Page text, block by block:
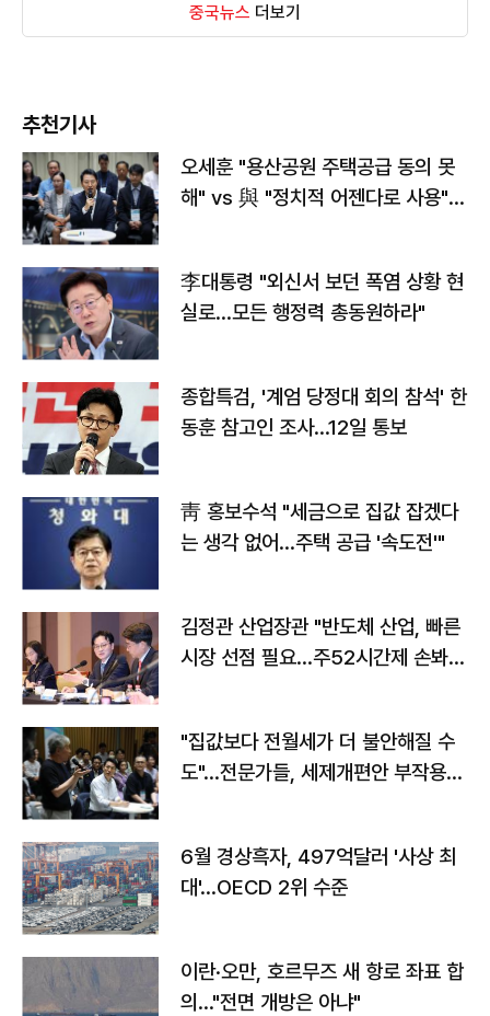
중국뉴스 더보기
추천기사
오세훈 "용산공원 주택공급 동의 못
해" vs 與 "정치적 어젠다로 사용"
李대통령 "외신서 보던 폭염 상황 현
실로…모든 행정력 총동원하라"
종합특검, '계엄 당정대 회의 참석' 한
동훈 참고인 조사...12일 통보
靑 홍보수석 "세금으로 집값 잡겠다
는 생각 없어…주택 공급 '속도전'"
김정관 산업장관 "반도체 산업, 빠른
시장 선점 필요…주52시간제 손봐
"집값보다 전월세가 더 불안해질 수
도"…전문가들, 세제개편안 부작용
6월 경상흑자, 497억달러 '사상 최
대'…OECD 2위 수준
이란·오만, 호르무즈 새 항로 좌표 합
의…"전면 개방은 아냐"